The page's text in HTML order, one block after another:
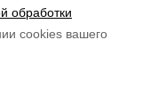
обработки
cookies вашего